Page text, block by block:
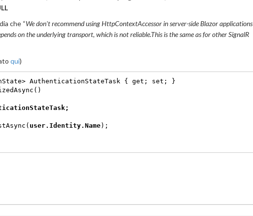
che “We don't recommend using HttpContextAccessor in server-side Blazor applications
on the underlying transport, which is not reliable.This is the same as for other SignalR
qui)
AuthenticationStateTask { get; set; }
user.Identity.Name);